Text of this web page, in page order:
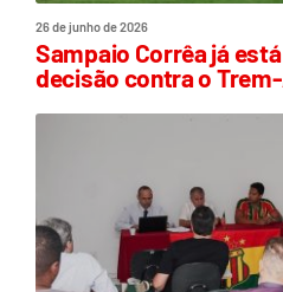
26 de junho de 2026
Sampaio Corrêa já
decisão contra o